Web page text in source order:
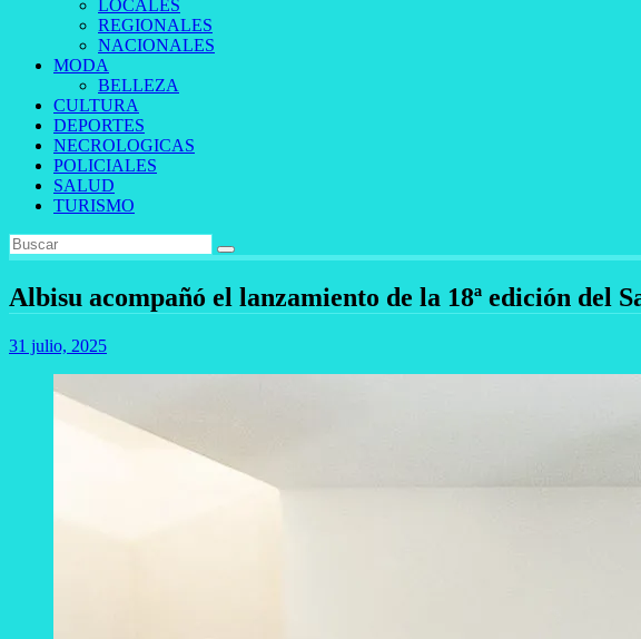
LOCALES
REGIONALES
NACIONALES
MODA
BELLEZA
CULTURA
DEPORTES
NECROLOGICAS
POLICIALES
SALUD
TURISMO
Albisu acompañó el lanzamiento de la 18ª edición del
31 julio, 2025